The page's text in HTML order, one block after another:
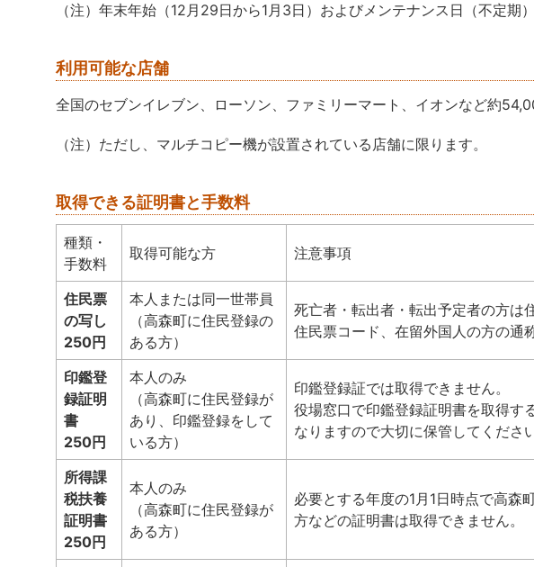
（注）年末年始（12月29日から1月3日）およびメンテナンス日（不定期）
利用可能な店舗
全国のセブンイレブン、ローソン、ファミリーマート、イオンなど約
（注）ただし、マルチコピー機が設置されている店舗に限ります。
取得できる証明書と手数料
種類・
手数料
取得可能な方 注意事項
住民票
の写し
250円
本人または同一世帯員
（高森町に住民登録の
ある方）
死亡者・転出者・転出予定者の方は
住民票コード、在留外国人の方の通
印鑑登
録証明
書
250円
本人のみ
（高森町に住民登録が
あり、印鑑登録をして
いる方）
印鑑登録証では取得できません。
役場窓口で印鑑登録証明書を取得す
なりますので大切に保管してください
所得課
税扶養
証明書
250円
本人のみ
（高森町に住民登録が
ある方）
必要とする年度の1月1日時点で高森
方などの証明書は取得できません。